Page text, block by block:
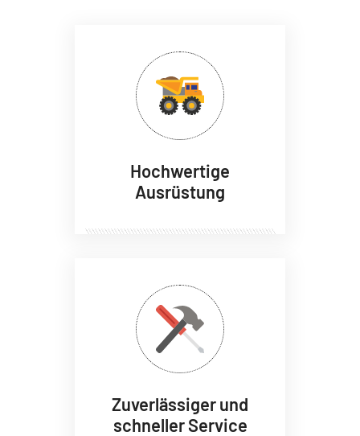
Hochwertige
Ausrüstung
Zuverlässiger und
schneller Service